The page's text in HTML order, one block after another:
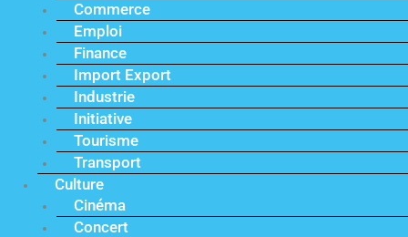
Commerce
Emploi
Finance
Import Export
Industrie
Initiative
Tourisme
Transport
Culture
Cinéma
Concert